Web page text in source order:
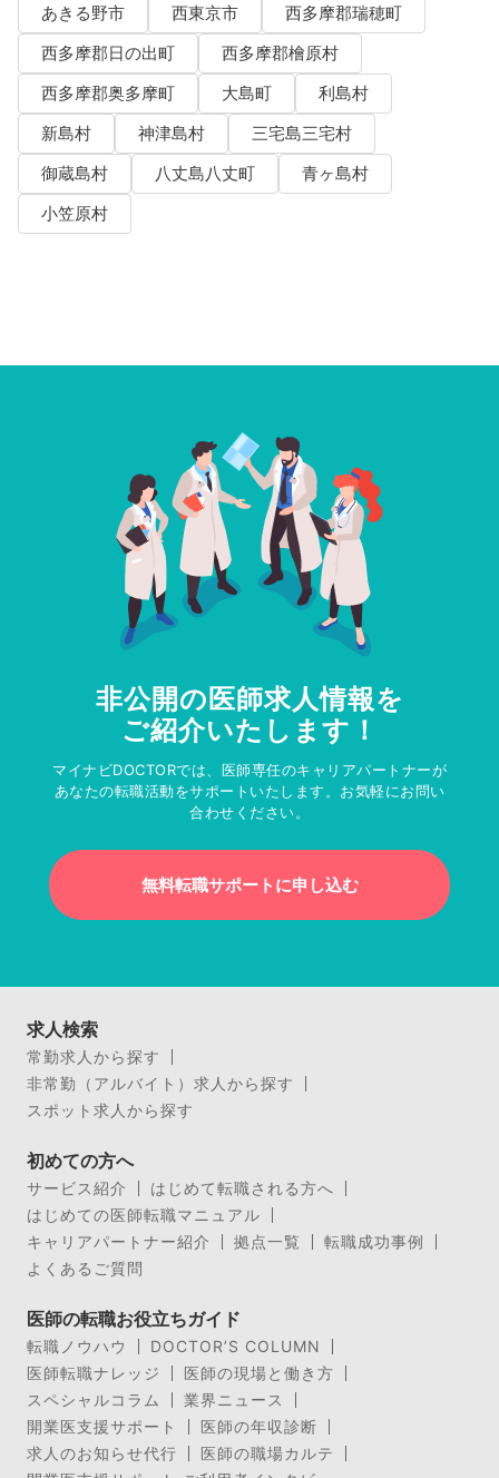
あきる野市
西東京市
西多摩郡瑞穂町
西多摩郡日の出町
西多摩郡檜原村
西多摩郡奥多摩町
大島町
利島村
新島村
神津島村
三宅島三宅村
御蔵島村
八丈島八丈町
青ヶ島村
小笠原村
非公開の医師求人情報を
ご紹介いたします！
マイナビDOCTORでは、医師専任のキャリアパートナーが
あなたの転職活動をサポートいたします。お気軽にお問い
合わせください。
無料転職サポートに申し込む
求人検索
常勤求人から探す
非常勤（アルバイト）求人から探す
スポット求人から探す
初めての方へ
サービス紹介
はじめて転職される方へ
はじめての医師転職マニュアル
キャリアパートナー紹介
拠点一覧
転職成功事例
よくあるご質問
医師の転職お役立ちガイド
転職ノウハウ
DOCTOR’S COLUMN
医師転職ナレッジ
医師の現場と働き方
スペシャルコラム
業界ニュース
開業医支援サポート
医師の年収診断
求人のお知らせ代行
医師の職場カルテ